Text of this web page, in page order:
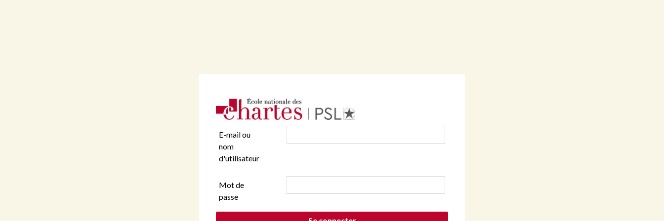
E-mail ou
nom
d'utilisateur
Mot de
passe